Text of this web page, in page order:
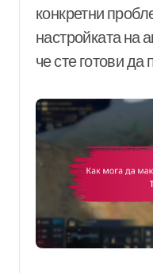
конкретни
настройката на
че сте готови да